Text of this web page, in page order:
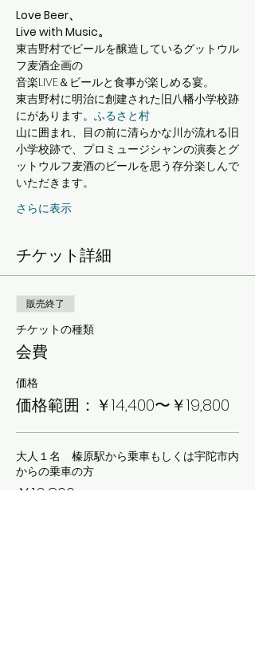
Love Beer、
Live with Music。
東吉野村でビールを醸造しているグットウル
フ麦酒企画の
音楽LIVE＆ビールと食事が楽しめる宴。
東吉野村に明治に創建された旧八幡小学校跡
にがあります。 ふるさと村
山に囲まれ、目の前に清らかな川が流れる旧
小学校跡で、プロミュージシャンの演奏とグ
ットウルフ麦酒のビールを思う存分楽しんで
いただきます。
さらに表示
チケット詳細
販売終了
チケットの種類
会費
価格
価格範囲：￥14,400〜￥19,800
大人１名 榛原駅から乗車もしくは宇陀市内
からの乗車の方
￥16,800